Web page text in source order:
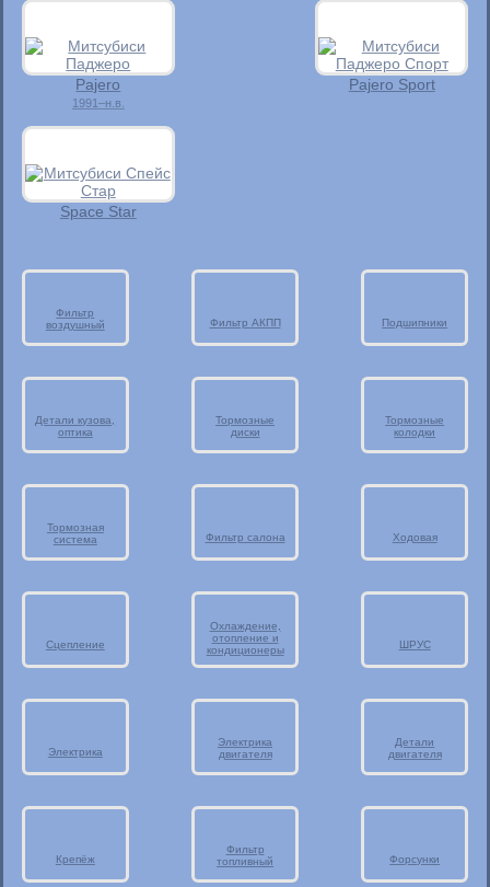
Pajero
1991–н.в.
Pajero Sport
Space Star
Фильтр
воздушный
Фильтр АКПП Подшипники
Детали кузова,
оптика
Тормозные
диски
Тормозные
колодки
Тормозная
система
Фильтр салона Ходовая
Сцепление
Охлаждение,
отопление и
кондиционеры
ШРУС
Электрика
Электрика
двигателя
Детали
двигателя
Крепёж
Фильтр
топливный
Форсунки